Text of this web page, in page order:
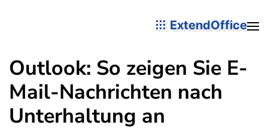
ExtendOffice
Outlook: So zeigen Sie E-
Mail-Nachrichten nach
Unterhaltung an